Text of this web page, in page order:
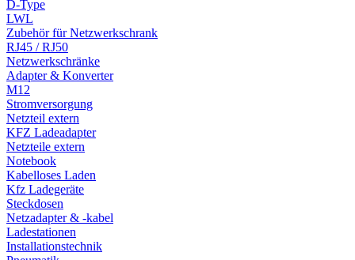
D-Type
LWL
Zubehör für Netzwerkschrank
RJ45 / RJ50
Netzwerkschränke
Adapter & Konverter
M12
Stromversorgung
Netzteil extern
KFZ Ladeadapter
Netzteile extern
Notebook
Kabelloses Laden
Kfz Ladegeräte
Steckdosen
Netzadapter & -kabel
Ladestationen
Installationstechnik